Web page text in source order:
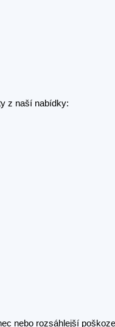
z naší nabídky:
nebo rozsáhlejší